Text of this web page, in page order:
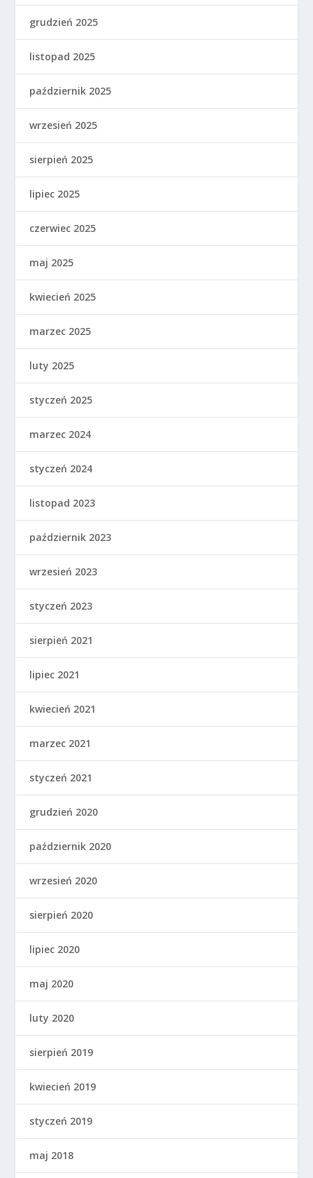
grudzień 2025
listopad 2025
październik 2025
wrzesień 2025
sierpień 2025
lipiec 2025
czerwiec 2025
maj 2025
kwiecień 2025
marzec 2025
luty 2025
styczeń 2025
marzec 2024
styczeń 2024
listopad 2023
październik 2023
wrzesień 2023
styczeń 2023
sierpień 2021
lipiec 2021
kwiecień 2021
marzec 2021
styczeń 2021
grudzień 2020
październik 2020
wrzesień 2020
sierpień 2020
lipiec 2020
maj 2020
luty 2020
sierpień 2019
kwiecień 2019
styczeń 2019
maj 2018